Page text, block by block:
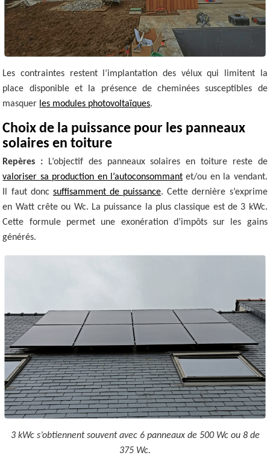
Les contraintes restent l’implantation des vélux qui limitent la
place disponible et la présence de cheminées susceptibles de
masquer les modules photovoltaïques.
Choix de la puissance pour les panneaux
solaires en toiture
Repères : L’objectif des panneaux solaires en toiture reste de
valoriser sa production en l’autoconsommant et/ou en la vendant.
Il faut donc suffisamment de puissance. Cette dernière s’exprime
en Watt crête ou Wc. La puissance la plus classique est de 3 kWc.
Cette formule permet une exonération d’impôts sur les gains
générés.
3 kWc s’obtiennent souvent avec 6 panneaux de 500 Wc ou 8 de
375 Wc.